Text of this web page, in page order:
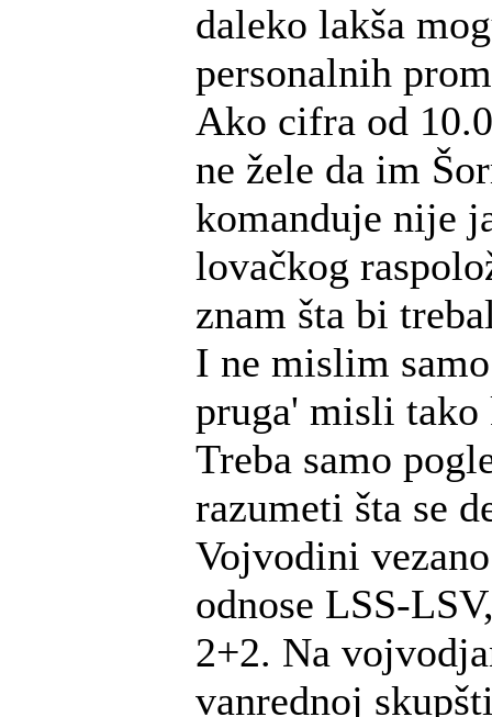
daleko lakša
personalnih
Ako cifra od
ne žele da im
komanduje nije
lovačkog
znam šta bi
I ne mislim
pruga' misli
Treba samo
razumeti šta se
Vojvodini
odnose LSS-
2+2. Na
vanrednoj